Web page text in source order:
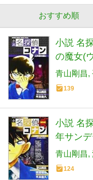
おすすめ順
小説 名
の魔女(
クスス
青山剛昌
139
小説 名
年サン
青山剛昌
124